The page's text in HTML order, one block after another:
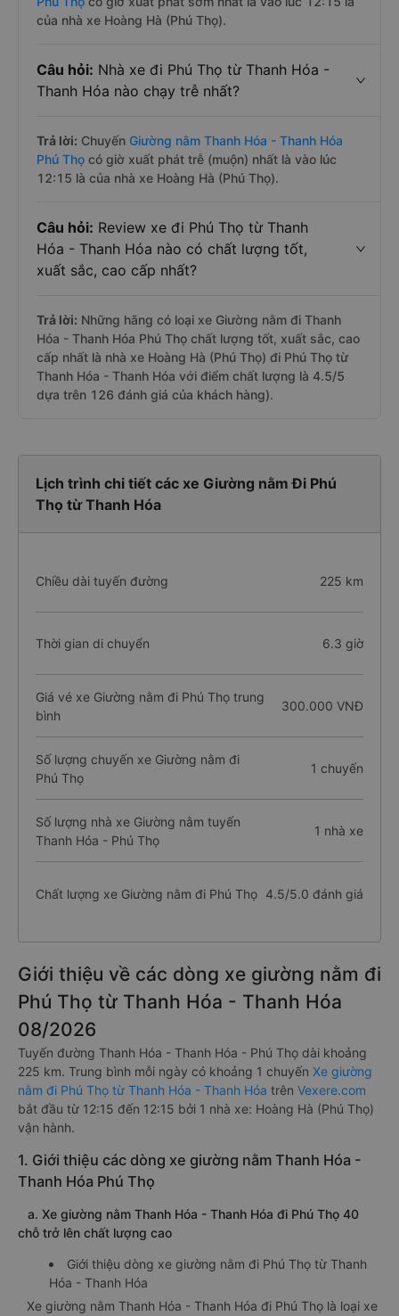
của nhà xe Hoàng Hà (Phú Thọ).
Câu hỏi: Nhà xe đi Phú Thọ từ Thanh Hóa -
Thanh Hóa nào chạy trễ nhất?
Trả lời: Chuyến Giường nằm Thanh Hóa - Thanh Hóa
Phú Thọ có giờ xuất phát trễ (muộn) nhất là vào lúc
12:15 là của nhà xe Hoàng Hà (Phú Thọ).
Câu hỏi: Review xe đi Phú Thọ từ Thanh
Hóa - Thanh Hóa nào có chất lượng tốt,
xuất sắc, cao cấp nhất?
Trả lời: Những hãng có loại xe Giường nằm đi Thanh
Hóa - Thanh Hóa Phú Thọ chất lượng tốt, xuất sắc, cao
cấp nhất là nhà xe Hoàng Hà (Phú Thọ) đi Phú Thọ từ
Thanh Hóa - Thanh Hóa với điểm chất lượng là 4.5/5
dựa trên 126 đánh giá của khách hàng).
Lịch trình chi tiết các xe Giường nằm Đi Phú
Thọ từ Thanh Hóa
Chiều dài tuyến đường 225 km
Thời gian di chuyển 6.3 giờ
Giá vé xe Giường nằm đi Phú Thọ trung
bình
300.000 VNĐ
Số lượng chuyến xe Giường nằm đi
Phú Thọ
1 chuyến
Số lượng nhà xe Giường nằm tuyến
Thanh Hóa - Phú Thọ
1 nhà xe
Chất lượng xe Giường nằm đi Phú Thọ 4.5/5.0 đánh giá
Giới thiệu về các dòng xe giường nằm đi
Phú Thọ từ Thanh Hóa - Thanh Hóa
08/2026
Tuyến đường Thanh Hóa - Thanh Hóa - Phú Thọ dài khoảng
225 km. Trung bình mỗi ngày có khoảng 1 chuyến Xe giường
nằm đi Phú Thọ từ Thanh Hóa - Thanh Hóa trên Vexere.com
bắt đầu từ 12:15 đến 12:15 bởi 1 nhà xe: Hoàng Hà (Phú Thọ)
vận hành.
1. Giới thiệu các dòng xe giường nằm Thanh Hóa -
Thanh Hóa Phú Thọ
a. Xe giường nằm Thanh Hóa - Thanh Hóa đi Phú Thọ 40
chỗ trở lên chất lượng cao
Giới thiệu dòng xe giường nằm đi Phú Thọ từ Thanh
Hóa - Thanh Hóa
Xe giường nằm Thanh Hóa - Thanh Hóa đi Phú Thọ là loại xe